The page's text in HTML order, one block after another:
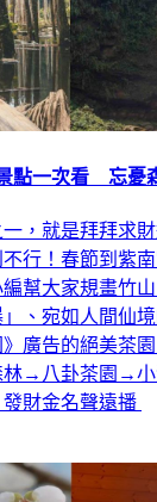
點一次看 忘憂
，就是拜拜求
行！春節到紫
幫大家規畫竹
、宛如人間仙
廣告的絕美茶
→八卦茶園→小
財金名聲遠播